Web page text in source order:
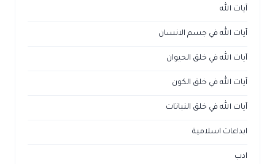
آيات الله
آيات الله في جسم الانسان
آيات الله في خلق الحيوان
آيات الله في خلق الكون
آيات الله في خلق النباتات
ابداعات اسلامية
ادب